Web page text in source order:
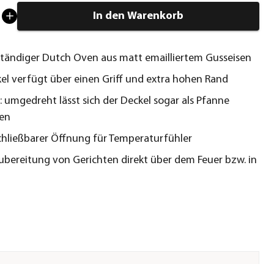
In den Warenkorb
Dutch Oven aus matt emailliertem Gusseisen
verfügt über einen Griff und extra hohen Rand
umgedreht lässt sich der Deckel sogar als Pfanne
Öffnung für Temperaturfühler
von Gerichten direkt über dem Feuer bzw. in